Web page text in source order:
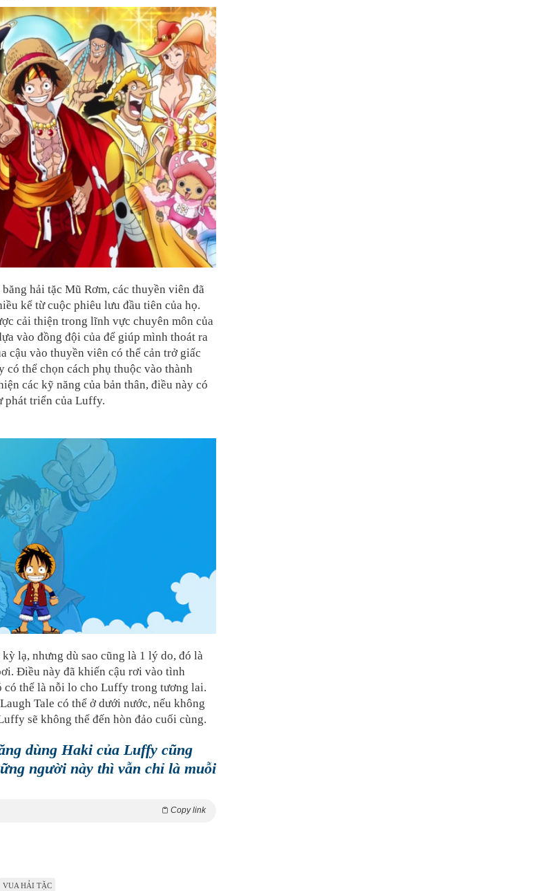
hải tặc Mũ Rơm, các thuyền viên đã
kể từ cuộc phiêu lưu đầu tiên của họ.
cải thiện trong lĩnh vực chuyên môn của
vào đồng đội của để giúp mình thoát ra
cậu vào thuyền viên có thể cản trở giấc
có thể chọn cách phụ thuộc vào thành
các kỹ năng của bản thân, điều này có
phát triển của Luffy.
lạ, nhưng dù sao cũng là 1 lý do, đó là
Điều này đã khiến cậu rơi vào tình
có thể là nỗi lo cho Luffy trong tương lai.
Tale có thể ở dưới nước, nếu không
sẽ không thể đến hòn đảo cuối cùng.
dùng Haki của Luffy cũng
người này thì vẫn chỉ là muỗi
Copy link
VUA HẢI TẶC